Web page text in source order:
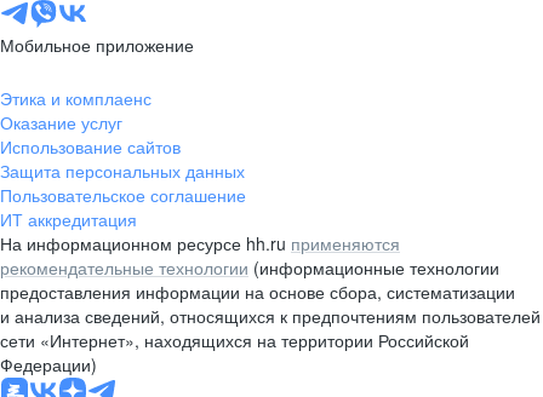
Мобильное приложение
Этика и комплаенс
Оказание услуг
Использование сайтов
Защита персональных данных
Пользовательское соглашение
ИТ аккредитация
На информационном ресурсе hh.ru применяются
рекомендательные технологии (информационные технологии
предоставления информации на основе сбора, систематизации
и анализа сведений, относящихся к предпочтениям пользователей
сети «Интернет», находящихся на территории Российской
Федерации)